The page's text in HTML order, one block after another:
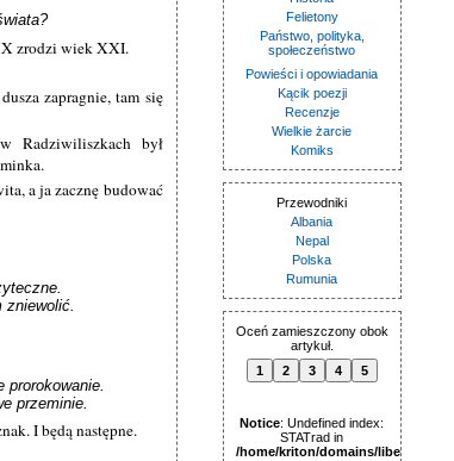
zrodzi wiek XXI.
zapragnie, tam się
Radziwiliszkach był
a ja zacznę budować
przeminie.
I będą następne.
Felietony
Państwo, polityka,
społeczeństwo
Powieści i opowiadania
Kącik poezji
Recenzje
Wielkie żarcie
Komiks
Przewodniki
Albania
Nepal
Polska
Rumunia
Oceń zamieszczony obok
artykuł.
1
2 3 4 5
Notice: Undefined index:
STATrad in
/home/kriton/domains/libertas.pl/